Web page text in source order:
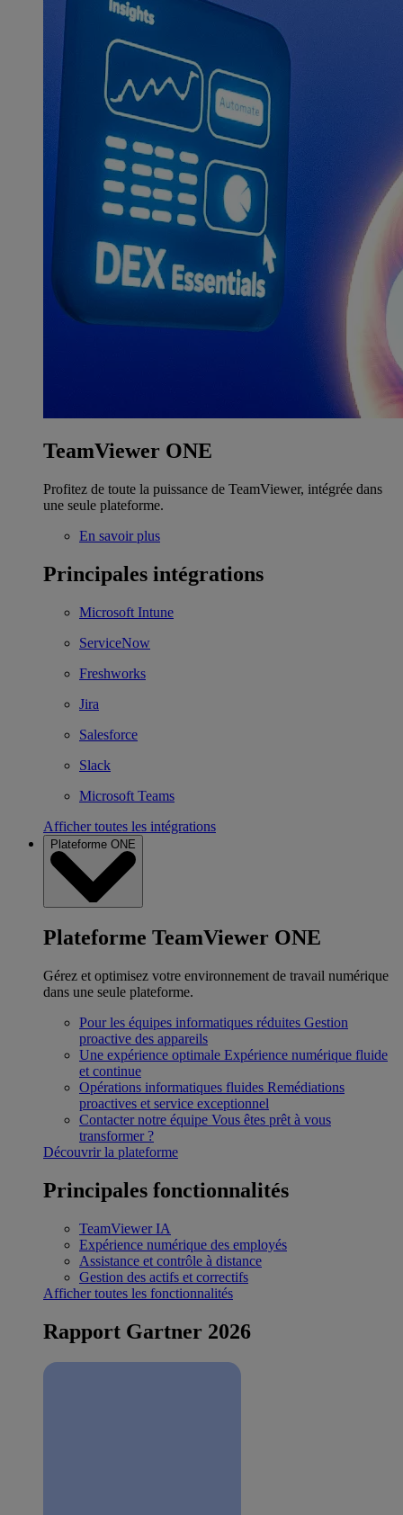
TeamViewer ONE
Profitez de toute la puissance de TeamViewer, intégrée dans
une seule plateforme.
En savoir plus
Principales intégrations
Microsoft Intune
ServiceNow
Freshworks
Jira
Salesforce
Slack
Microsoft Teams
Afficher toutes les intégrations
Plateforme ONE
Plateforme TeamViewer ONE
Gérez et optimisez votre environnement de travail numérique
dans une seule plateforme.
Pour les équipes informatiques réduites Gestion
proactive des appareils
Une expérience optimale Expérience numérique fluide
et continue
Opérations informatiques fluides Remédiations
proactives et service exceptionnel
Contacter notre équipe Vous êtes prêt à vous
transformer ?
Découvrir la plateforme
Principales fonctionnalités
TeamViewer IA
Expérience numérique des employés
Assistance et contrôle à distance
Gestion des actifs et correctifs
Afficher toutes les fonctionnalités
Rapport Gartner 2026